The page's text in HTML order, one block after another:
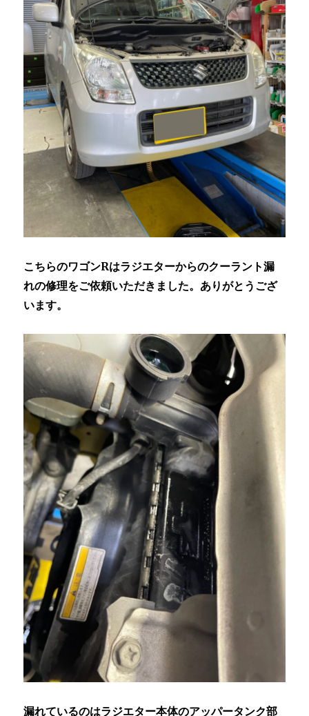
こちらのワゴンRはラジエターからのクーラント漏
れの修理をご依頼いただきました。ありがとうござ
います。
漏れているのはラジエター本体のアッパータンク部